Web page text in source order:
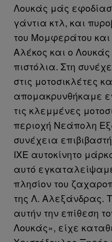
Λουκάς μάς
γάντια κτλ, και
του Μομφεράτου και
Αλέκος και ο
πιστόλια. Στη
στις μοτοσικλέτες
απομακρυνθήκαμε
τις κλεμμένες
περιοχή Νεάπολη
συνέχεια
ΙΧΕ αυτοκίνητο
αυτό
πλησίον του
της Λ. Αλεξάνδρας.
αυτήν την επίθεση
Λουκάς», είχε